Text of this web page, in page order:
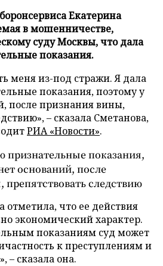
Екатерина
в мошенничестве,
суду Москвы, что дала
показания.
меня из-под стражи. Я дала
показания, поэтому у
после признания вины,
– сказала Сметанова,
РИА «Новости».
признательные показания,
оснований, после
следствию
отметила, что ее действия
экономический характер.
показаниям суд может
к преступлениям и
– сказала она.